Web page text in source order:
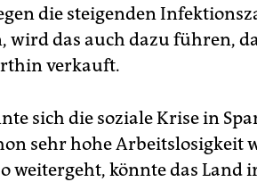
die steigenden
wird das auch dazu führen,
verkauft.
sich die soziale Krise in
sehr hohe Arbeitslosigkeit
weitergeht, könnte das